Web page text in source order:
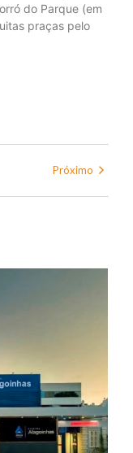
do Parque (em
praças pelo
Próximo